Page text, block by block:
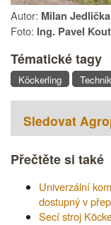
Autor: Milan Jedlička
Foto: Ing. Pavel
Tématické tagy
Köckerling
Sledovat
Přečtěte si také
Univerzální
dostupný v
Secí stroj